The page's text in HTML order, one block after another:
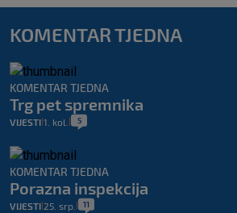
KOMENTAR TJEDNA
KOMENTAR TJEDNA
Trg pet spremnika
VIJESTI 1. kol. 5
KOMENTAR TJEDNA
Porazna inspekcija
VIJESTI 25. srp. 11